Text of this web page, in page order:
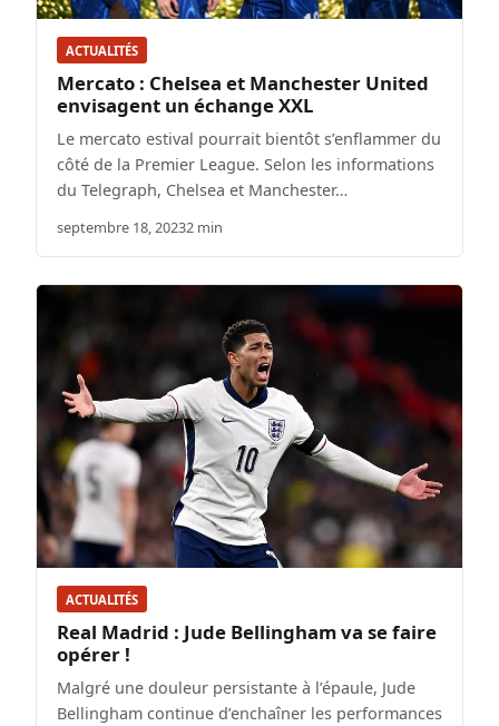
ACTUALITÉS
Mercato : Chelsea et Manchester United
envisagent un échange XXL
Le mercato estival pourrait bientôt s’enflammer du
côté de la Premier League. Selon les informations
du Telegraph, Chelsea et Manchester…
septembre 18, 20232 min
ACTUALITÉS
Real Madrid : Jude Bellingham va se faire
opérer !
Malgré une douleur persistante à l’épaule, Jude
Bellingham continue d’enchaîner les performances